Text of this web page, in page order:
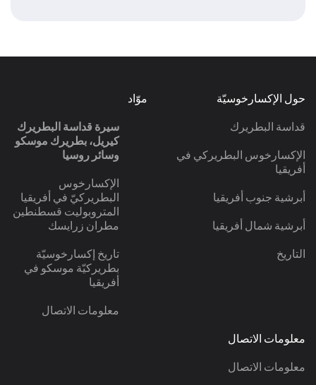
حول الإكسارخوسيّة
قداسة البطريرك
الإكسارخوس البطريركي في
أفريقيا
أبرشية جنوب أفريقيا
أبرشية شمال أفريقيا
التاريخ
موّاد
سيرة قداسة البطريرك
كيريل، بطريرك موسكو
وسائر روسيا
الإكسارخوس
البطريركيّ في أفريقيا
المتروبوليت قسطنطين
مطران زرايسك
تاريخ إكسارخوسيّة
بطريركيّة موسكو في
أفريقيا
معلومات الاتصال
معلومات الاتصال
معلومات الاتصال